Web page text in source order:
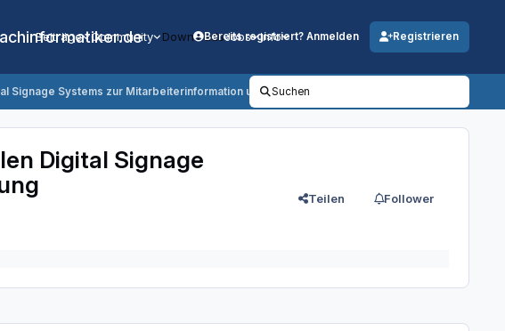
Beiträge Community DownloadsJobs Info
Bereits registriert? Anmelden Registrieren
Signage Systems zur Mitarbeiterinformation und Prozessvisualisierung
Suchen
Digital Signage
Teilen Follower